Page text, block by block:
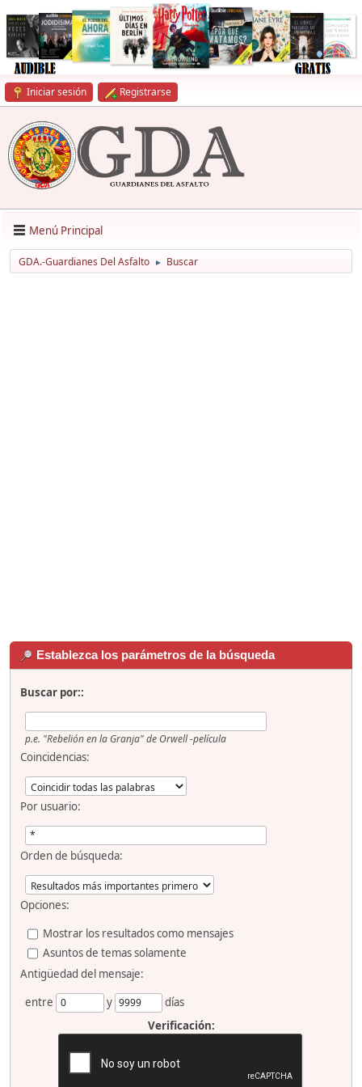
Iniciar sesión Registrarse
Menú Principal
GDA.-Guardianes Del Asfalto ► Buscar
Establezca los parámetros de la búsqueda
Buscar por::
p.e. "Rebelión en la Granja" de Orwell -película
Coincidencias:
Por usuario:
Orden de búsqueda:
Opciones:
Mostrar los resultados como mensajes
Asuntos de temas solamente
Antigüedad del mensaje:
entre
y
días
Verificación: